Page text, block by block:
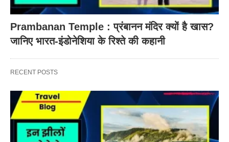
Prambanan Temple : प्रंबानन मंदिर क्यों है खास?
जानिए भारत-इंडोनेशिया के रिश्ते की कहानी
RECENT POSTS